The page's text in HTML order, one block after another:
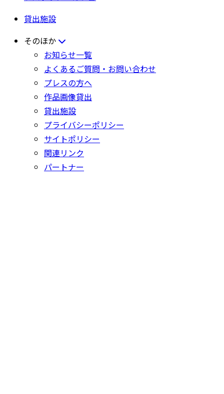
貸出施設
そのほか
お知らせ一覧
よくあるご質問・お問い合わせ
プレスの方へ
作品画像貸出
貸出施設
プライバシーポリシー
サイトポリシー
関連リンク
パートナー